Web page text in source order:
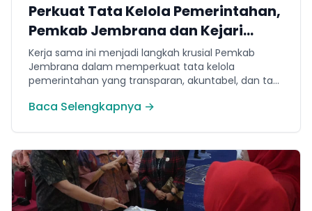
Perkuat Tata Kelola Pemerintahan,
Pemkab Jembrana dan Kejari
Jembrana Sepakati Kerja Sama
Hukum Datun
Kerja sama ini menjadi langkah krusial Pemkab
Jembrana dalam memperkuat tata kelola
pemerintahan yang transparan, akuntabel, dan taat
mencakup tiga domain utama, yakni pemberian
tindakan hukum lainnya.
Baca Selengkapnya →